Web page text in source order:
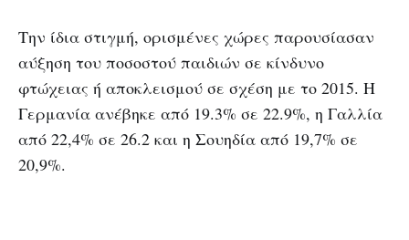
Την ίδια στιγμή, ορισμένες χώρες παρουσίασαν
αύξηση του ποσοστού παιδιών σε κίνδυνο
φτώχειας ή αποκλεισμού σε σχέση με το 2015. Η
Γερμανία ανέβηκε από 19.3% σε 22.9%, η Γαλλία
από 22,4% σε 26.2 και η Σουηδία από 19,7% σε
20,9%.